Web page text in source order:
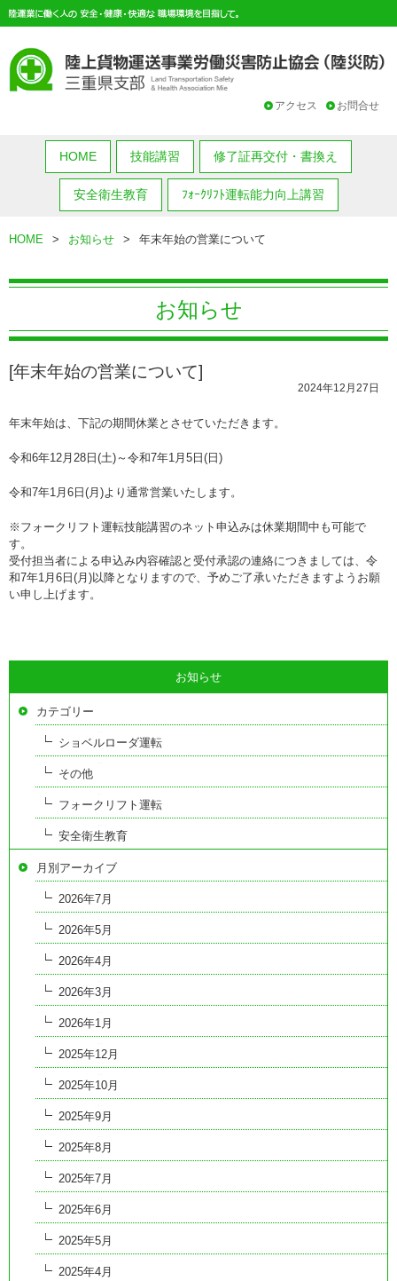
お問合せ
アクセス
HOME 技能講習 修了証再交付・書換え
安全衛生教育 ﾌｫｰｸﾘﾌﾄ運転能力向上講習
HOME > お知らせ > 年末年始の営業について
お知らせ
[年末年始の営業について]
2024年12月27日
年末年始は、下記の期間休業とさせていただきます。
令和6年12月28日(土)～令和7年1月5日(日)
令和7年1月6日(月)より通常営業いたします。
※フォークリフト運転技能講習のネット申込みは休業期間中も可能で
す。
受付担当者による申込み内容確認と受付承認の連絡につきましては、令
和7年1月6日(月)以降となりますので、予めご了承いただきますようお願
い申し上げます。
お知らせ
カテゴリー
ショベルローダ運転
その他
フォークリフト運転
安全衛生教育
月別アーカイブ
2026年7月
2026年5月
2026年4月
2026年3月
2026年1月
2025年12月
2025年10月
2025年9月
2025年8月
2025年7月
2025年6月
2025年5月
2025年4月